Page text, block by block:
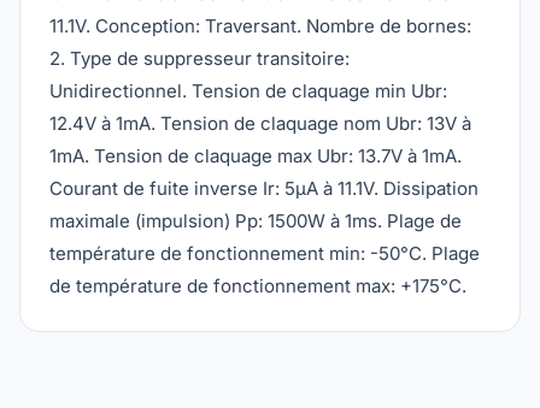
11.1V. Conception: Traversant. Nombre de bornes:
2. Type de suppresseur transitoire:
Unidirectionnel. Tension de claquage min Ubr:
12.4V à 1mA. Tension de claquage nom Ubr: 13V à
1mA. Tension de claquage max Ubr: 13.7V à 1mA.
Courant de fuite inverse Ir: 5µA à 11.1V. Dissipation
maximale (impulsion) Pp: 1500W à 1ms. Plage de
température de fonctionnement min: -50°C. Plage
de température de fonctionnement max: +175°C.